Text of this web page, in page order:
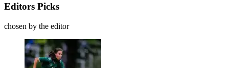
Editors Picks
chosen by the editor